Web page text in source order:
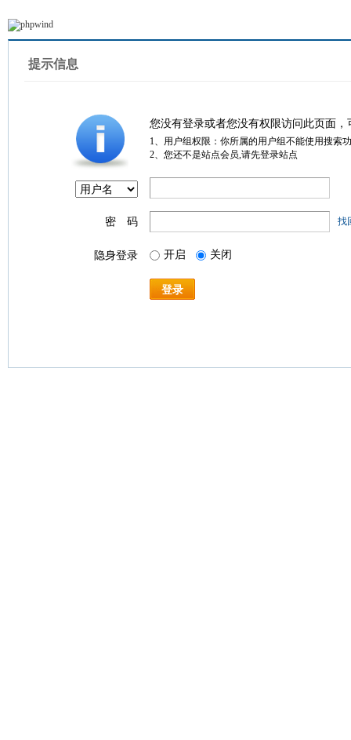
提示信息
您没有登录或者您没有权限访问此页面
1、用户组权限：你所属的用户组不能使用搜索
2、您还不是站点会员,请先登录站点
密 码 找
隐身登录 开启 关闭
登录